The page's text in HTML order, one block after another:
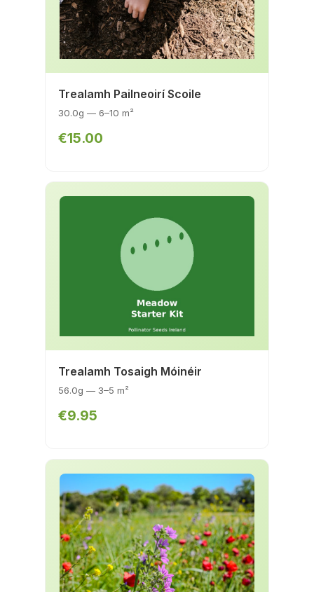
Trealamh Pailneoirí Scoile
30.0g — 6–10 m²
€15.00
Trealamh Tosaigh Móinéir
56.0g — 3–5 m²
€9.95